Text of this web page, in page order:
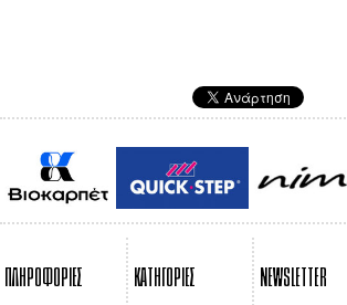
ΠΛΗΡΟΦΟΡΙΕΣ ΚΑΤΗΓΟΡΙΕΣ NEWSLETTER